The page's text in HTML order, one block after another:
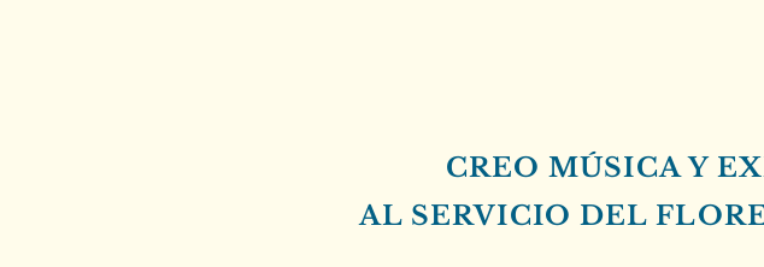
CREO MÚSICA Y
AL SERVICIO DEL